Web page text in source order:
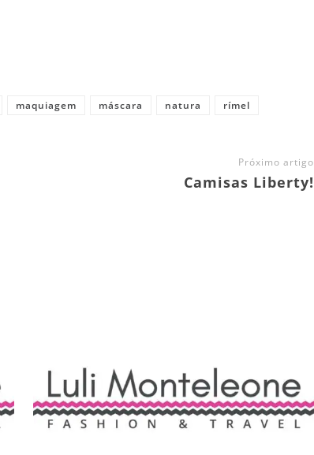
maquiagem máscara natura rímel
Próximo artigo
Camisas Liberty!